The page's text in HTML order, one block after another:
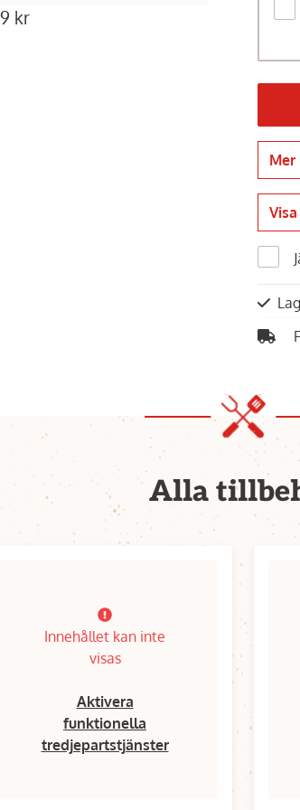
kr 4 490 kr
Alla
Innehållet kan inte
visas
Aktivera
funktionella
tredjepartstjänster